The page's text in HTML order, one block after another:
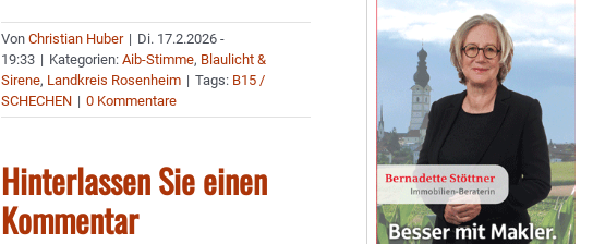
VonChristian Huber | Di. 17.2.2026 -
19:33 | Kategorien:Aib-Stimme, Blaulicht &
Sirene, Landkreis Rosenheim | Tags: B15 /
SCHECHEN | 0 Kommentare
Hinterlassen Sie einen
Kommentar